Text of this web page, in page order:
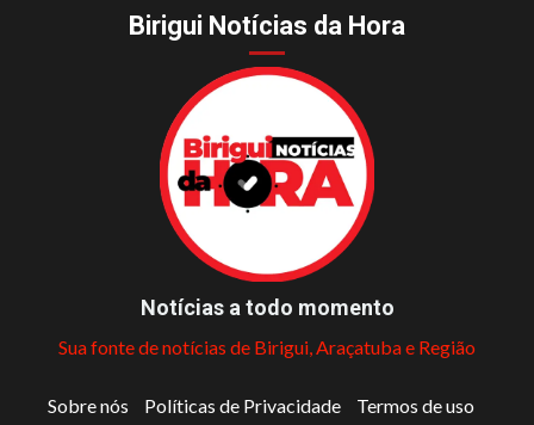
Birigui Notícias da Hora
Notícias a todo momento
Sua fonte de notícias de Birigui, Araçatuba e Região
Sobre nós Políticas de Privacidade
Termos de uso